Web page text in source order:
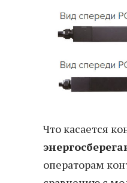
Что касается
операторам